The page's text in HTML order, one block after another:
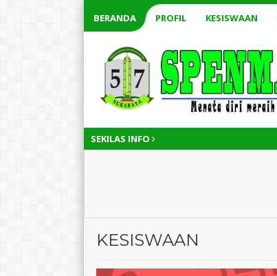
BERANDA PROFIL KESISWAAN
SEKILAS INFO
KESISWAAN